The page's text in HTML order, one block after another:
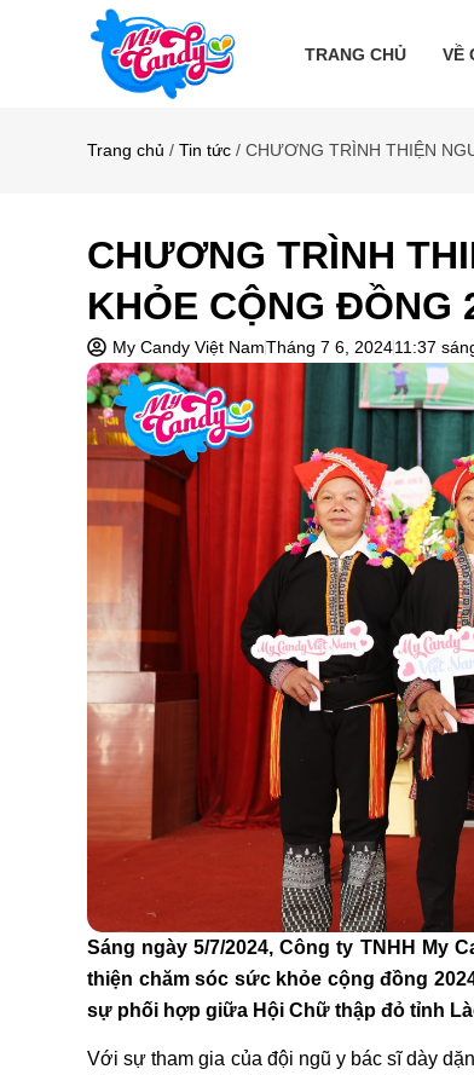
TRANG CHỦ VỀ
Trang chủ / Tin tức / CHƯƠNG TRÌNH THIỆN
CHƯƠNG TRÌNH
KHỎE CỘNG ĐỒNG
My Candy Việt NamTháng 7 6, 202411:37
Sáng ngày 5/7/2024, Công ty TNHH My
thiện chăm sóc sức khỏe cộng đồng
sự phối hợp giữa Hội Chữ thập đỏ tỉnh
Với sự tham gia của đội ngũ y bác sĩ dày